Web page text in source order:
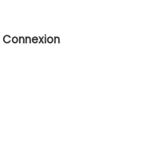
Connexion